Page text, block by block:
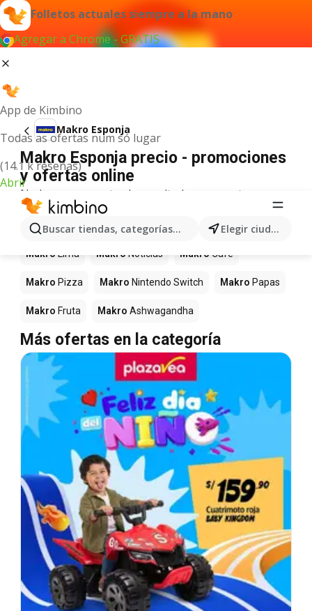
Folletos actuales siempre a la mano
Agregar a Chrome - GRATIS
App de Kimbino
Todas as ofertas num só lugar
(14.1 k reseñas)
Abrir
Buscar tiendas, categorías, productos... Elegir ciudad
Makro Esponja
Makro Esponja precio - promociones
y ofertas online
No hemos encontrado resultados para este
término.
Más productos en tiendas Makro
Makro Lima Makro Noticias Makro Café
Makro Pizza Makro Nintendo Switch Makro Papas
Makro Fruta Makro Ashwagandha
Más ofertas en la categoría